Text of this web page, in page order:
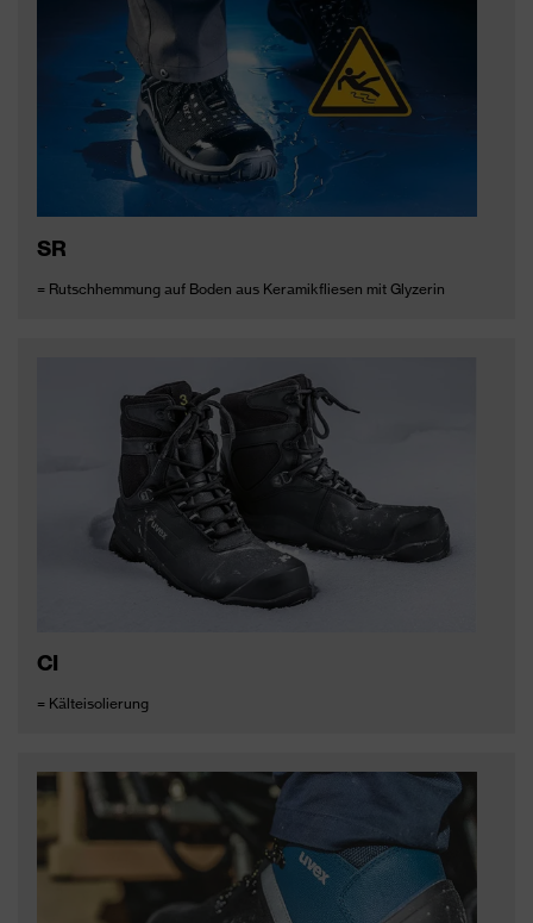
SR
= Rutschhemmung auf Boden aus Keramikfliesen mit Glyzerin
CI
= Kälteisolierung